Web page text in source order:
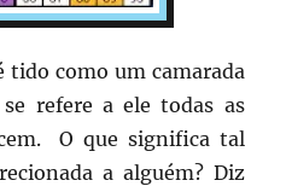
tido como um camarada
refere a ele todas as
O que significa tal
a alguém? Diz